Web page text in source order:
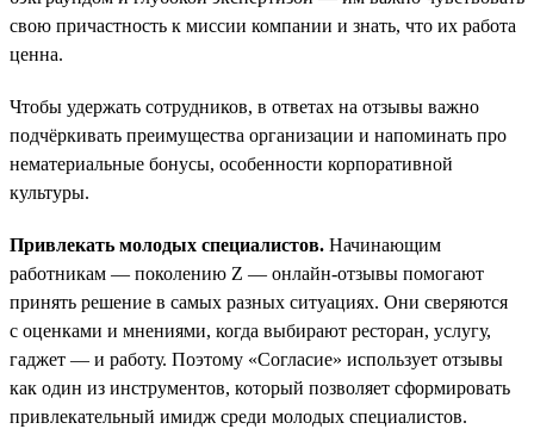
свою причастность к миссии компании и знать, что их работа
ценна.
Чтобы удержать сотрудников, в ответах на отзывы важно
подчёркивать преимущества организации и напоминать про
нематериальные бонусы, особенности корпоративной
культуры.
Привлекать молодых специалистов. Начинающим
работникам — поколению Z — онлайн-отзывы помогают
принять решение в самых разных ситуациях. Они сверяются
с оценками и мнениями, когда выбирают ресторан, услугу,
гаджет — и работу. Поэтому «Согласие» использует отзывы
как один из инструментов, который позволяет сформировать
привлекательный имидж среди молодых специалистов.